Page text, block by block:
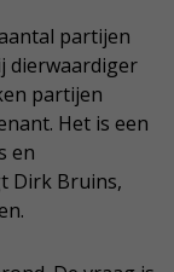
partijen
dierwaardiger
partijen
Het is een
en
Dirk Bruins,